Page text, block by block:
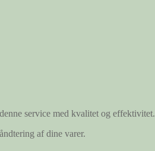
service med kvalitet og effektivitet.
af dine varer.